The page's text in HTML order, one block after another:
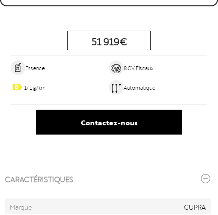
Essence 8 CV Fiscaux
141 g/km Automatique
51 919€
Contactez-nous
CARACTÉRISTIQUES
Marque
CUPRA